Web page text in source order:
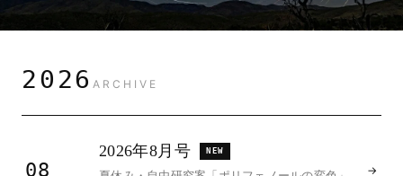
2026ARCHIVE
08
2026年8月号 NEW
→